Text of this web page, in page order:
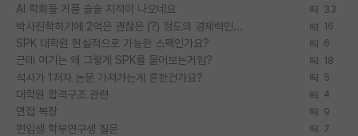
AI 학회들 거품 슬슬 지적이 나오네요 33
박사진학하기에 2억은 괜찮은 (?) 정도의 경제력인가요 16
SPK 대학원 현실적으로 가능한 스펙인가요? 6
근데 여기는 왜 그렇게 SPK를 물어보는거임? 18
석사가 1저자 논문 가져가는게 흔한건가요? 5
대학원 합격구조 관련 4
면접 복장 9
편입생 학부연구생 질문 7